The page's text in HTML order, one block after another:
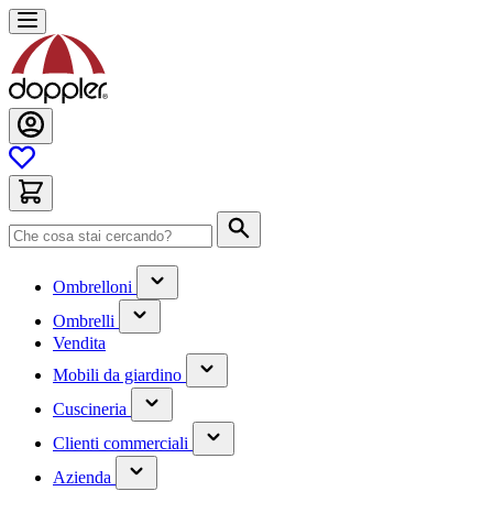
Salta
al
contenuto
Ombrelloni
(contiene
un
sottomenu)
Ombrelli
(contiene
un
Vendita
Mobili da giardino
(contiene
un
Cuscineria
(contiene
un
sottomenu)
Clienti commerciali
(has
submenu)
Azienda
(has
submenu)